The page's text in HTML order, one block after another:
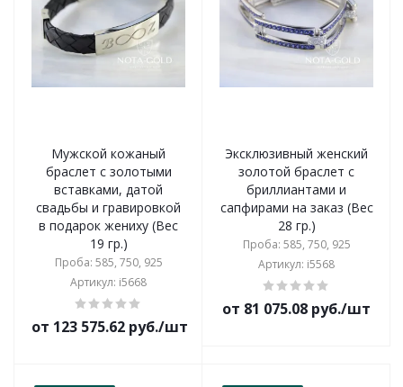
Мужской кожаный
браслет с золотыми
вставками, датой
свадьбы и гравировкой
в подарок жениху (Вес
19 гр.)
Проба: 585, 750, 925
Артикул: i5668
от 123 575.62 руб./шт
Эксклюзивный женский
золотой браслет с
бриллиантами и
сапфирами на заказ (Вес
28 гр.)
Проба: 585, 750, 925
Артикул: i5568
от 81 075.08 руб./шт